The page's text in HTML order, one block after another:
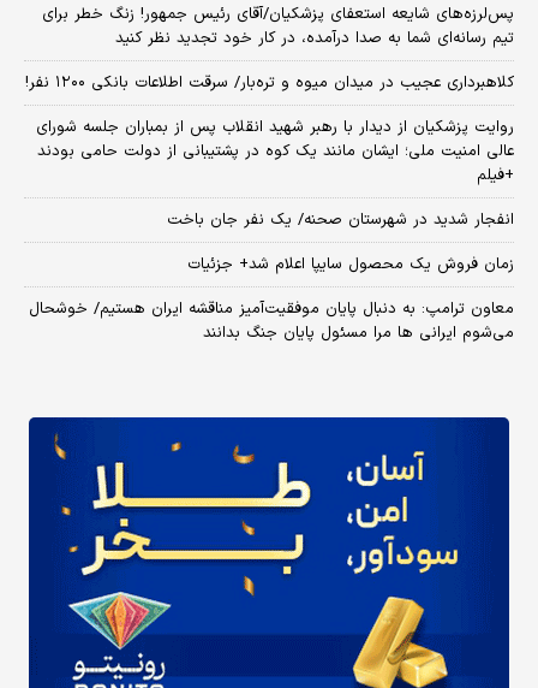
پس‌لرزه‌های شایعه استعفای پزشکیان/آقای رئیس جمهور! زنگ خطر برای
تیم رسانه‌ای شما به صدا درآمده، در کار خود تجدید نظر کنید
کلاهبرداری عجیب در میدان میوه و تره‌بار/ سرقت اطلاعات بانکی ۱۲۰۰ نفر!
روایت پزشکیان از دیدار با رهبر شهید انقلاب پس از بمباران جلسه شورای
عالی امنیت ملی؛ ایشان مانند یک کوه در پشتیبانی از دولت حامی بودند
+فیلم
انفجار شدید در شهرستان صحنه/ یک نفر جان باخت
زمان فروش یک محصول سایپا اعلام شد+ جزئیات
معاون ترامپ: به دنبال پایان موفقیت‌آمیز مناقشه ایران هستیم/ خوشحال
می‌شوم ایرانی ها مرا مسئول پایان جنگ بدانند